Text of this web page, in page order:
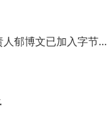
郁博文已加入字节跳